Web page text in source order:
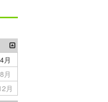
4月
8月
月